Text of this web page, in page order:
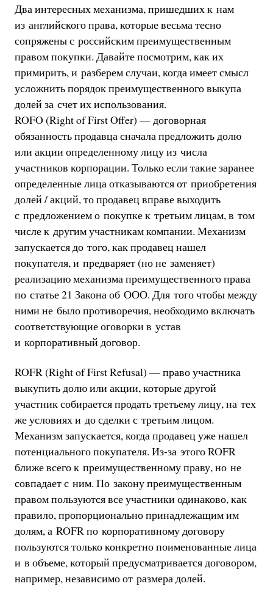
Два интересных механизма, пришедших к нам
из английского права, которые весьма тесно
сопряжены с российским преимущественным
правом покупки. Давайте посмотрим, как их
примирить, и разберем случаи, когда имеет смысл
усложнить порядок преимущественного выкупа
долей за счет их использования.
ROFO (Right of First Offer) — договорная
обязанность продавца сначала предложить долю
или акции определенному лицу из числа
участников корпорации. Только если такие заранее
определенные лица отказываются от приобретения
долей / акций, то продавец вправе выходить
с предложением о покупке к третьим лицам, в том
числе к другим участникам компании. Механизм
запускается до того, как продавец нашел
покупателя, и предваряет (но не заменяет)
реализацию механизма преимущественного права
по статье 21 Закона об ООО. Для того чтобы между
ними не было противоречия, необходимо включать
соответствующие оговорки в устав
и корпоративный договор.
ROFR (Right of First Refusal) — право участника
выкупить долю или акции, которые другой
участник собирается продать третьему лицу, на тех
же условиях и до сделки с третьим лицом.
Механизм запускается, когда продавец уже нашел
потенциального покупателя. Из-за этого ROFR
ближе всего к преимущественному праву, но не
совпадает с ним. По закону преимущественным
правом пользуются все участники одинаково, как
правило, пропорционально принадлежащим им
долям, а ROFR по корпоративному договору
пользуются только конкретно поименованные лица
и в объеме, который предусматривается договором,
например, независимо от размера долей.